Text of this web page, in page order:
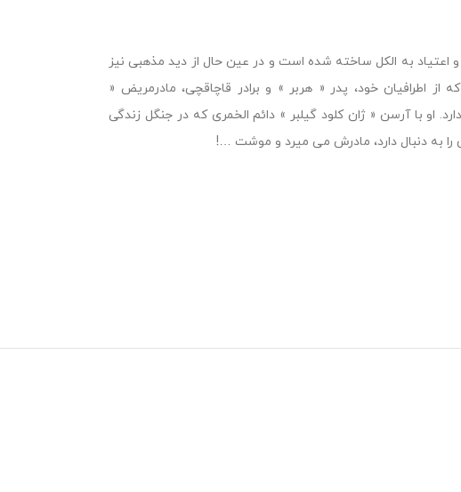
اعتیاد به الکل ساخته شده است و در عین حال از دید مذهبی نیز
اطرافیان خود، پدر « هربر » و برادر قاچاقچی، مادرمریض «
با آرسن « ژان کلود گیلبر » دائم الخمری که در جنگل زندگی
به دنبال دارد، مادرش می میرد و موشت …!